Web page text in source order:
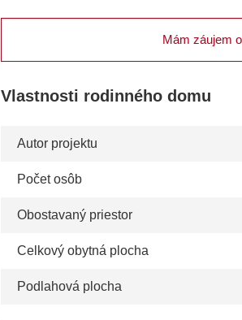
Mám záujem
Vlastnosti rodinného domu
Autor projektu
Počet osôb
Obostavaný priestor
Celkový obytná plocha
Podlahová plocha